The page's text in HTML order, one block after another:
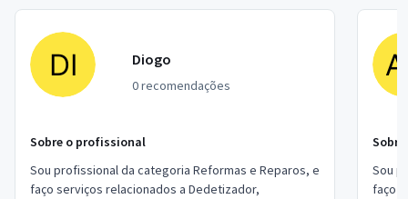
Diogo
0 recomendações
Sobre o profissional
Sou profissional da categoria Reformas e Reparos, e
faço serviços relacionados a Dedetizador,
Sou
faço